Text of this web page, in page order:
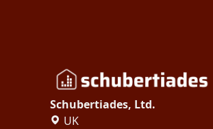
Schubertiades, Ltd.
UK